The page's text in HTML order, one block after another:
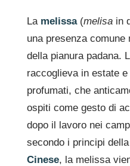
La melissa(melisa in
una presenza
della pianura padana.
raccoglieva in estate
profumati, che
ospiti come gesto di
dopo il lavoro nei
secondo i principi della
Cinese, la melissa